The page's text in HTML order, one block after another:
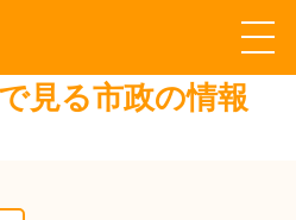
見る市政の情報